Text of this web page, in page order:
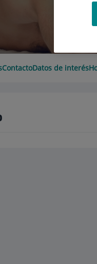
ContactoDatos de interés